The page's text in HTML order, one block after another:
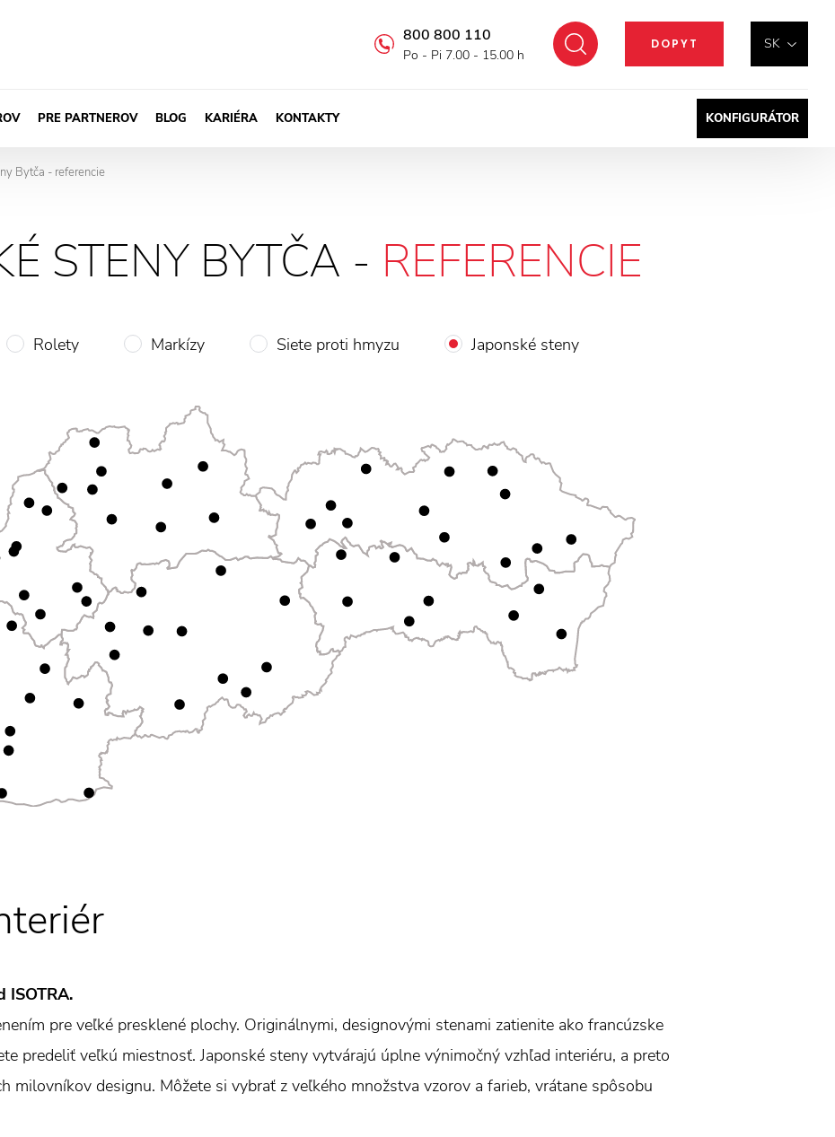
SK
DOPYT
Hľadať
800 800 110
Po - Pi 7.00 - 15.00 h
PRE PARTNEROV BLOG KARIÉRA KONTAKTY KONFIGURÁTOR
Bytča - referencie
STENY BYTČA - REFERENCIE
Rolety Markízy Siete proti hmyzu Japonské steny
ISOTRA.
pre veľké presklené plochy. Originálnymi, designovými stenami zatienite ako francúzske
predeliť veľkú miestnosť. Japonské steny vytvárajú úplne výnimočný vzhľad interiéru, a preto
milovníkov designu. Môžete si vybrať z veľkého množstva vzorov a farieb, vrátane spôsobu